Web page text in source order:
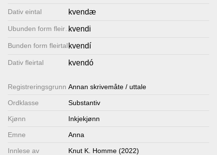
Dativ eintal kvendæ
Ubunden form fleirtal
kvendi
Bunden form fleirtal kvendí
Dativ fleirtal kvendó
Registrerings­grunn Annan skrivemåte / uttale
Ordklasse Substantiv
Kjønn Inkjekjønn
Emne Anna
Innlese av Knut K. Homme (2022)
oss